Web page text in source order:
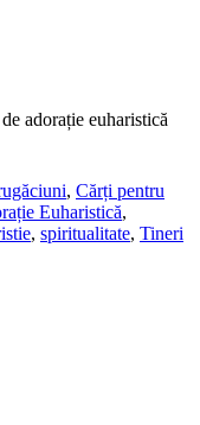
adorație euharistică
, Cărți pentru
Euharistică,
, spiritualitate, Tineri